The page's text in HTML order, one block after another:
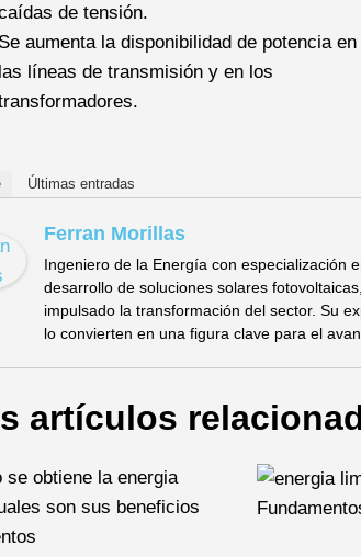
de tensión.
Se aumenta la disponibilidad de potencia en
las líneas de transmisión y en los
Últimas entradas
Ferran Morillas
Ingeniero de la Energía con especialización
desarrollo de soluciones solares
impulsado la transformación del sector. Su
lo convierten en una figura clave para el
artículos